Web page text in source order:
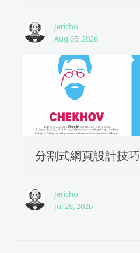
Jericho
Aug 05, 2026
分割式網頁設計技巧
Jericho
Jul 28, 2026